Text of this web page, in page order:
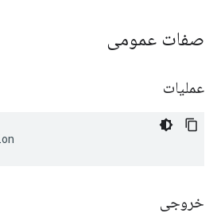
صفات عمومی
عملیات
خروجی